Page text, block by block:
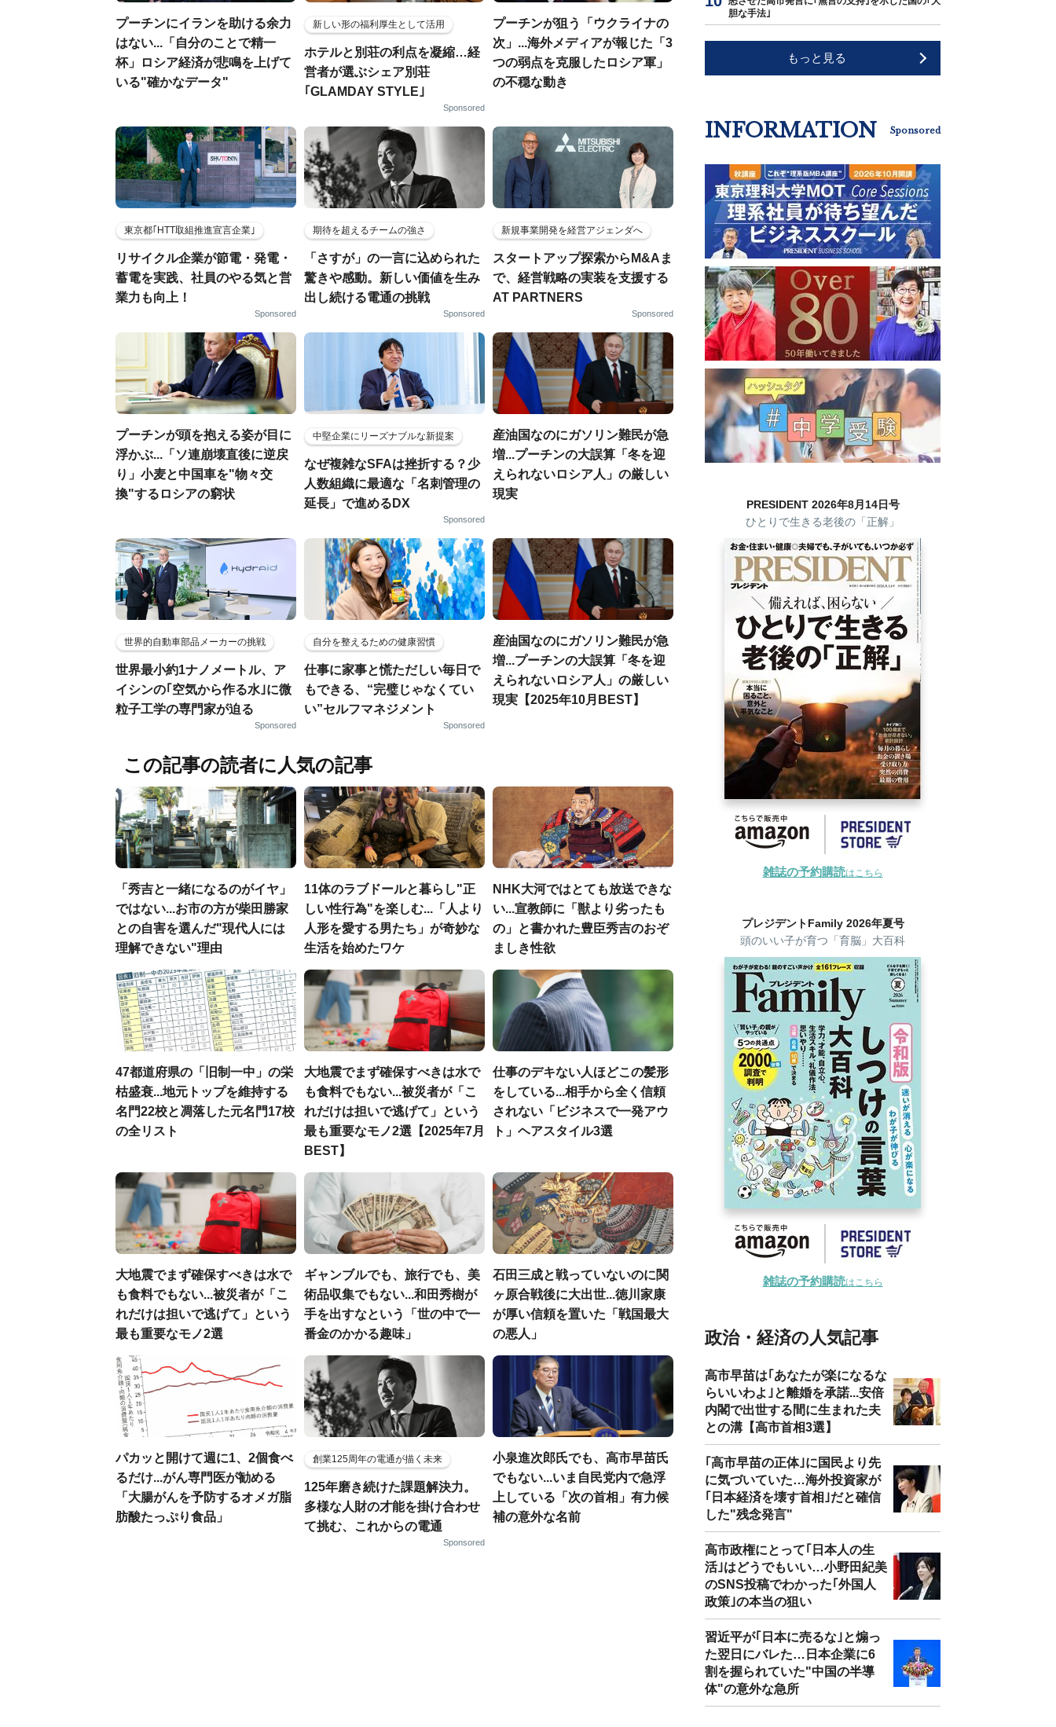
プーチンにイランを助ける余力
はない...「自分のことで精一
杯」ロシア経済が悲鳴を上げて
いる"確かなデータ"
新しい形の福利厚生として活用
ホテルと別荘の利点を凝縮…経
営者が選ぶシェア別荘
｢GLAMDAY STYLE｣
Sponsored
プーチンが狙う「ウクライナの
次」...海外メディアが報じた「3
つの弱点を克服したロシア軍」
の不穏な動き
東京都｢HTT取組推進宣言企業｣
リサイクル企業が節電・発電・
蓄電を実践、社員のやる気と営
業力も向上！
Sponsored
期待を超えるチームの強さ
「さすが」の一言に込められた
驚きや感動。新しい価値を生み
出し続ける電通の挑戦
Sponsored
新規事業開発を経営アジェンダへ
スタートアップ探索からM&Aま
で、経営戦略の実装を支援する
AT PARTNERS
Sponsored
プーチンが頭を抱える姿が目に
浮かぶ...「ソ連崩壊直後に逆戻
り」小麦と中国車を"物々交
換"するロシアの窮状
中堅企業にリーズナブルな新提案
なぜ複雑なSFAは挫折する？少
人数組織に最適な「名刺管理の
延長」で進めるDX
Sponsored
産油国なのにガソリン難民が急
増...プーチンの大誤算「冬を迎
えられないロシア人」の厳しい
現実
世界的自動車部品メーカーの挑戦
世界最小約1ナノメートル、ア
イシンの｢空気から作る水｣に微
粒子工学の専門家が迫る
Sponsored
自分を整えるための健康習慣
仕事に家事と慌ただしい毎日で
もできる、“完璧じゃなくてい
い”セルフマネジメント
Sponsored
産油国なのにガソリン難民が急
増...プーチンの大誤算「冬を迎
えられないロシア人」の厳しい
現実【2025年10月BEST】
この記事の読者に人気の記事
「秀吉と一緒になるのがイヤ」
ではない...お市の方が柴田勝家
との自害を選んだ"現代人には
理解できない"理由
11体のラブドールと暮らし"正
しい性行為"を楽しむ...「人より
人形を愛する男たち」が奇妙な
生活を始めたワケ
NHK大河ではとても放送できな
い...宣教師に「獣より劣ったも
の」と書かれた豊臣秀吉のおぞ
ましき性欲
47都道府県の「旧制一中」の栄
枯盛衰...地元トップを維持する
名門22校と凋落した元名門17校
の全リスト
大地震でまず確保すべきは水で
も食料でもない...被災者が「こ
れだけは担いで逃げて」という
最も重要なモノ2選【2025年7月
BEST】
仕事のデキない人ほどこの髪形
をしている...相手から全く信頼
されない「ビジネスで一発アウ
ト」ヘアスタイル3選
大地震でまず確保すべきは水で
も食料でもない...被災者が「こ
れだけは担いで逃げて」という
最も重要なモノ2選
ギャンブルでも、旅行でも、美
術品収集でもない...和田秀樹が
手を出すなという「世の中で一
番金のかかる趣味」
石田三成と戦っていないのに関
ヶ原合戦後に大出世...徳川家康
が厚い信頼を置いた「戦国最大
の悪人」
パカッと開けて週に1、2個食べ
るだけ...がん専門医が勧める
「大腸がんを予防するオメガ脂
肪酸たっぷり食品」
創業125周年の電通が描く未来
125年磨き続けた課題解決力。
多様な人財の才能を掛け合わせ
て挑む、これからの電通
Sponsored
小泉進次郎氏でも、高市早苗氏
でもない...いま自民党内で急浮
上している「次の首相」有力候
補の意外な名前
胆な手法｣
もっと見る
INFORMATION Sponsored
PRESIDENT 2026年8月14日号
ひとりで生きる老後の「正解」
雑誌の予約購読はこちら
プレジデントFamily 2026年夏号
頭のいい子が育つ「育脳」大百科
雑誌の予約購読はこちら
政治・経済の人気記事
高市早苗は｢あなたが楽になるな
らいいわよ｣と離婚を承諾...安倍
内閣で出世する間に生まれた夫
との溝【高市首相3選】
｢高市早苗の正体｣に国民より先
に気づいていた…海外投資家が
｢日本経済を壊す首相｣だと確信
した"残念発言"
高市政権にとって｢日本人の生
活｣はどうでもいい…小野田紀美
のSNS投稿でわかった｢外国人
政策｣の本当の狙い
習近平が｢日本に売るな｣と煽っ
た翌日にバレた…日本企業に6
割を握られていた"中国の半導
体"の意外な急所